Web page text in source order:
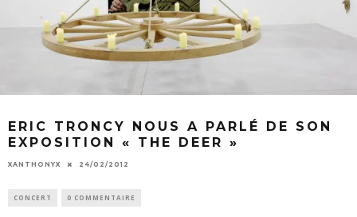
ERIC TRONCY NOUS A PARLÉ DE SON
EXPOSITION « THE DEER »
XANTHONYX 24/02/2012
CONCERT 0 COMMENTAIRE